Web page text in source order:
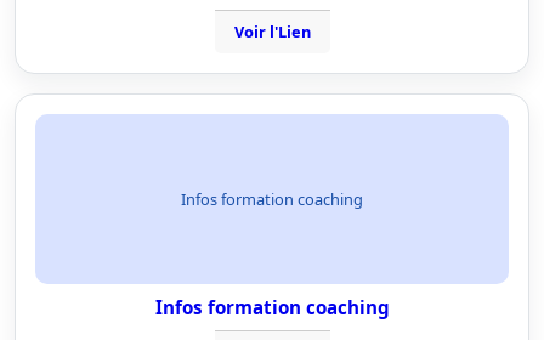
Voir l'Lien
Infos formation coaching
Infos formation coaching